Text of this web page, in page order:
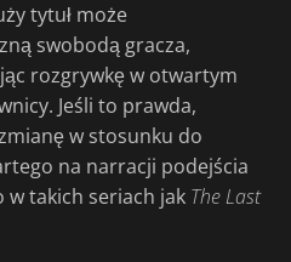
tytuł może
swobodą gracza,
rozgrywkę w otwartym
Jeśli to prawda,
w stosunku do
na narracji podejścia
w takich seriach jak The Last